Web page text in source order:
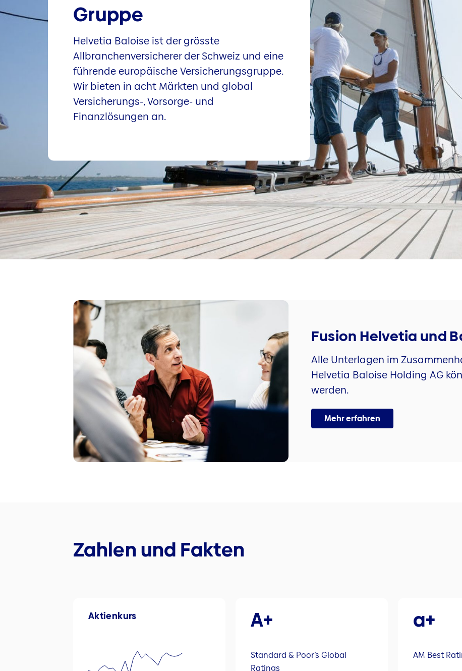
Gruppe
Helvetia Baloise ist der grösste
Allbranchenversicherer der Schweiz und eine
führende europäische Versicherungsgruppe.
Wir bieten in acht Märkten und global
Versicherungs-, Vorsorge- und
Finanzlösungen an.
Fusion Helvetia und
Alle Unterlagen im
Helvetia Baloise Holding AG
werden.
Mehr erfahren
Zahlen und Fakten
Aktienkurs A+
Standard & Poor’s Global
Ratings
a+
AM Best